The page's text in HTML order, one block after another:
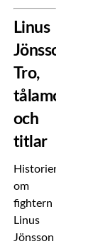
Linus
Jönsson:
Tro,
tålamod
och
titlar
Historien
om
fightern
Linus
Jönsson